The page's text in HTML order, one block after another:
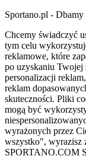
Sportano.pl -
Chcemy świadczyć
tym celu
reklamowe, które
po uzyskaniu Twojej
personalizacji
reklam
skuteczności. Pliki
mogą być
wyrażonych przez
wszystko", wyrazisz
SPORTANO.COM